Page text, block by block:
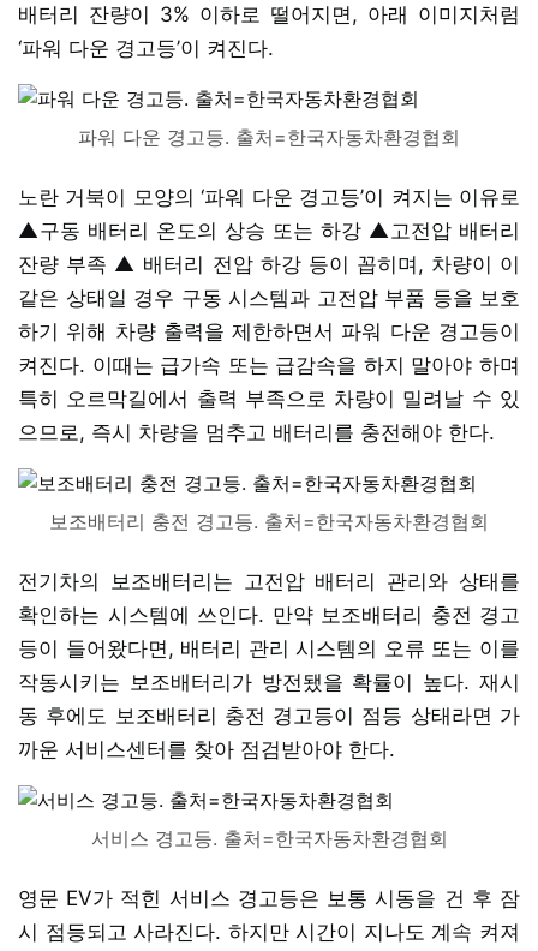
배터리 잔량이 3% 이하로 떨어지면, 아래 이미지처럼
‘파워 다운 경고등’이 켜진다.
파워 다운 경고등. 출처=한국자동차환경협회
노란 거북이 모양의 ‘파워 다운 경고등’이 켜지는 이유로
▲구동 배터리 온도의 상승 또는 하강 ▲고전압 배터리
잔량 부족 ▲ 배터리 전압 하강 등이 꼽히며, 차량이 이
같은 상태일 경우 구동 시스템과 고전압 부품 등을 보호
하기 위해 차량 출력을 제한하면서 파워 다운 경고등이
켜진다. 이때는 급가속 또는 급감속을 하지 말아야 하며
특히 오르막길에서 출력 부족으로 차량이 밀려날 수 있
으므로, 즉시 차량을 멈추고 배터리를 충전해야 한다.
보조배터리 충전 경고등. 출처=한국자동차환경협회
전기차의 보조배터리는 고전압 배터리 관리와 상태를
확인하는 시스템에 쓰인다. 만약 보조배터리 충전 경고
등이 들어왔다면, 배터리 관리 시스템의 오류 또는 이를
작동시키는 보조배터리가 방전됐을 확률이 높다. 재시
동 후에도 보조배터리 충전 경고등이 점등 상태라면 가
까운 서비스센터를 찾아 점검받아야 한다.
서비스 경고등. 출처=한국자동차환경협회
영문 EV가 적힌 서비스 경고등은 보통 시동을 건 후 잠
시 점등되고 사라진다. 하지만 시간이 지나도 계속 켜져